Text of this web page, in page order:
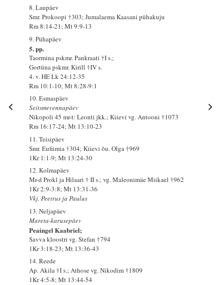
8. Laupäev
Smr. Prokoopi †303; Jumalaema Kaasani pühakuju
Rm 8:14-21; Mt 9:9-13
9. Pühapäev
5. pp.
Taormina pskmr. Pankraati †I s.;
Gortüna pskmr. Kirill †IV s.
4. v. HE Lk 24:12-35
Rm 10:1-10; Mt 8:28-9:1
10. Esmaspäev
Seitsmevennapäev
Nikopoli 45 mr-t: Leonti jkk.; Kiievi vg. Antooni †1073
Rm 16:17-24; Mt 13:10-23
11. Teisipäev
Smr. Eufiimia †304; Kiievi õu. Olga †969
1Kr 1:1-9; Mt 13:24-30
12. Kolmapäev
Mr-d Prokl ja Hilaari † II s.; vg. Maleonimäe Miikael †962
1Kr 2:9-3:8; Mt 13:31-36
Vkj. Peetrus ja Paulus
13. Neljapäev
Mareta-karusepäev
Peaingel Kaabriel;
Savva kloostri vg. Stefan †794
1Kr 3:18-23; Mt 13:36-43
14. Reede
Ap. Akila †I s.; Athose vg. Nikodim †1809
1Kr 4:5-8; Mt 13:44-54